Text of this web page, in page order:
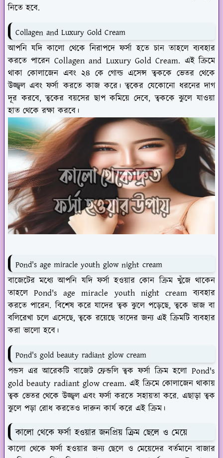
নিতে হবে.
Collagen and Luxury Gold Cream
আপনি যদি কালো থেকে নিরাপদে ফর্সা হতে চান তাহলে ব্যবহার
করতে পারেন Collagen and Luxury Gold Cream. এই ক্রিমে
থাকা কোলাজেন এবং ২৪ কে গোল্ড এসেন্স ত্বককে ভেতর থেকে
উজ্জ্বল এবং ফর্সা করতে কাজ করে। ত্বকের যেকোনো ধরনের দাগ
দূর করবে, ত্বকের বয়সের ছাপ কমিয়ে দেবে, ত্বককে ঝুলে যাওয়া
হাত থেকে রক্ষা করবে।
Pond's age miracle youth glow night cream
বাজেটের মধ্যে আপনি যদি ফর্সা হওয়ার কোন ক্রিম খুঁজে থাকেন
তাহলে Pond's age miracle youth night cream ব্যবহার
করতে পারেন. বিশেষ করে যাদের ত্বক ঝুলে পড়েছে, ত্বকে ভাজ বা
বলিরেখা চলে এসেছে, ত্বকে রয়েছে তাদের জন্য এই ক্রিমটি ব্যবহার
করা ভালো হবে।
Pond's gold beauty radiant glow cream
পন্ডস এর আরেকটি বাজেট ফ্রেন্ডলি ত্বক ফর্সা ক্রিম হলো Pond's
gold beauty radiant glow cream. এই ক্রিমে কোলাজেন থাকায়
ত্বক ভেতর থেকে উজ্জ্বল এবং ফর্সা করতে সহায়তা করে. এছাড়া ত্বক
ঝুলে পড়া রোধ করতেও দারুন কার্য করে এই ক্রিম।
কালো থেকে ফর্সা হওয়ার জনপ্রিয় ক্রিম ছেলে ও মেয়ে
কালো থেকে ফর্সা হওয়ার জন্য ছেলে ও মেয়েদের বর্তমানে বাজার